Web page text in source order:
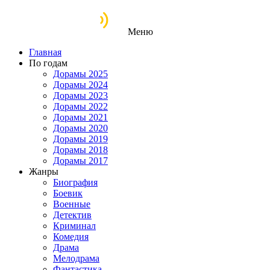
Меню
Главная
По годам
Дорамы 2025
Дорамы 2024
Дорамы 2023
Дорамы 2022
Дорамы 2021
Дорамы 2020
Дорамы 2019
Дорамы 2018
Дорамы 2017
Жанры
Биография
Боевик
Военные
Детектив
Криминал
Комедия
Драма
Мелодрама